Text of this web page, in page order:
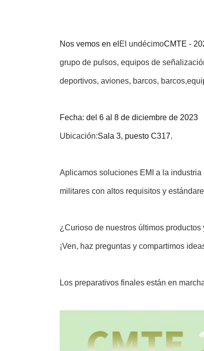
Nos vemos en el El undécimoCMTE -
grupo de pulsos, equipos de
deportivos, aviones, barcos,
Fecha: del 6 al 8 de diciembre de 2023
Ubicación:Sala 3, puesto C317.
Aplicamos soluciones EMI a la
militares con altos requisitos y
¿Curioso de nuestros últimos
¡Ven, haz preguntas y compartimos
Los preparativos finales están en